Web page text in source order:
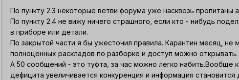
По пункту 2.3 некоторые ветви форума уже насквозь пропитаны
По пункту 2.4 не вижу ничего страшного, если кто - нибудь
в приборе или детали.
По закрытой части я бы ужесточил правила. Карантин месяц,
полноценных раскладов по разборке и доступ можно открывать.
А 50 сообщений - это туфта, за час можно легко набить.Вообще
дефицита увеличивается конкуренция и информация